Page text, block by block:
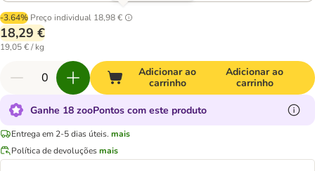
-3.64% Preço individual 18,98 €
18,29 €
19,05 € / kg
Adicionar ao
carrinho
Adicionar ao
carrinho
Ganhe 18 zooPontos com este produto
Entrega em 2-5 dias úteis. mais
Política de devoluçõesmais